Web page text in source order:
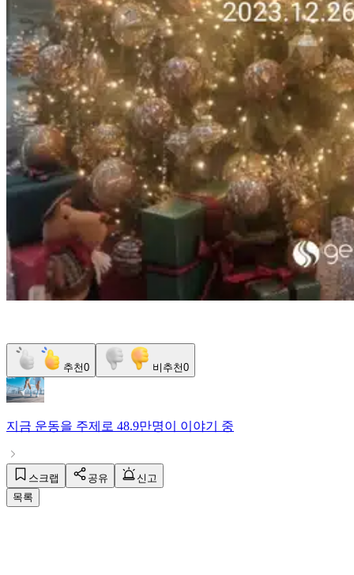
추천0 비추천0
지금 운동을 주제로 48.9만명이 이야기 중
스크랩 공유
신고
목록